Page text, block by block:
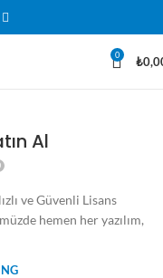
0 ₺
Al
ve Güvenli Lisans
hemen her yazılım,